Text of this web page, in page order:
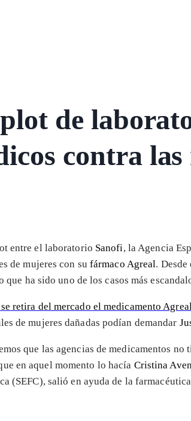
de
contra
entre el laboratorio Sanofi, la Agencia
de mujeres con su fármaco Agreal. Desde
ha sido uno de los casos más
retira del mercado el medicamento
de mujeres dañadas podían demandar
que las agencias de medicamentos
en aquel momento lo hacía Cristina
(SEFC), salió en ayuda de la